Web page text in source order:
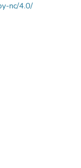
nc/4.0/